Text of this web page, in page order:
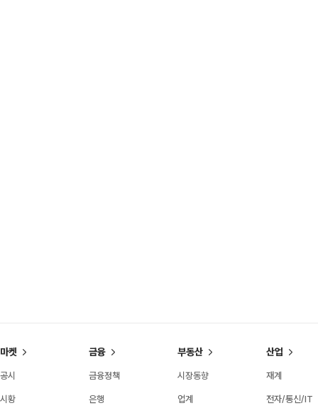
마켓
공시
시황
금융
금융정책
은행
부동산
시장동향
업계
산업
재계
전자/통신/IT